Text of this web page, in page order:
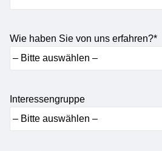
Wie haben Sie von uns erfahren?*
Interessengruppe